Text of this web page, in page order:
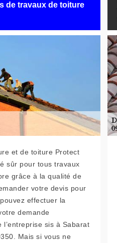
de travaux de toiture
et de toiture Protect
sûr pour tous travaux
grâce à la qualité de
votre devis pour
effectuer la
demande
sis à Sabarat
Mais si vous ne